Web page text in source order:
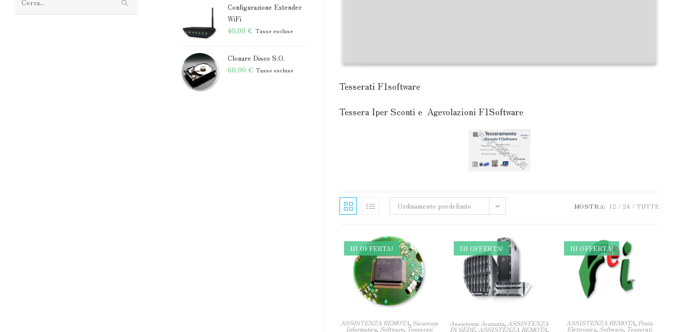
Tesserati F1software
Tessera Iper Sconti e Agevolazioni F1Software
Ordinamento predefinito MOSTRA: 12 24 TUTTE
IN OFFERTA!
ASSISTENZA REMOTA, Sicurezza
Informatica, Software, Tesserati
IN OFFERTA!
Assistenza Avanzata, ASSISTENZA
IN SEDE, ASSISTENZA REMOTA,
IN OFFERTA!
ASSISTENZA REMOTA, Posta
Elettronica, Software, Tesserati
da
Configurazione Extender
WiFi
40,00€ Tasse escluse
Clonare Disco S.O.
60,00€ Tasse escluse